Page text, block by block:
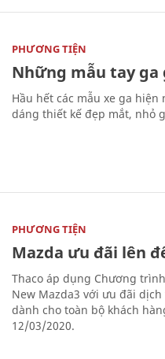
PHƯƠNG TIỆN
Những mẫu tay ga
Hầu hết các mẫu xe ga
dáng thiết kế đẹp mắt, nhỏ
PHƯƠNG TIỆN
Mazda ưu đãi lên
Thaco áp dụng Chương
New Mazda3 với ưu đãi
dành cho toàn bộ khách
12/03/2020.